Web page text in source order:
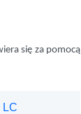
się za pomocą
LC